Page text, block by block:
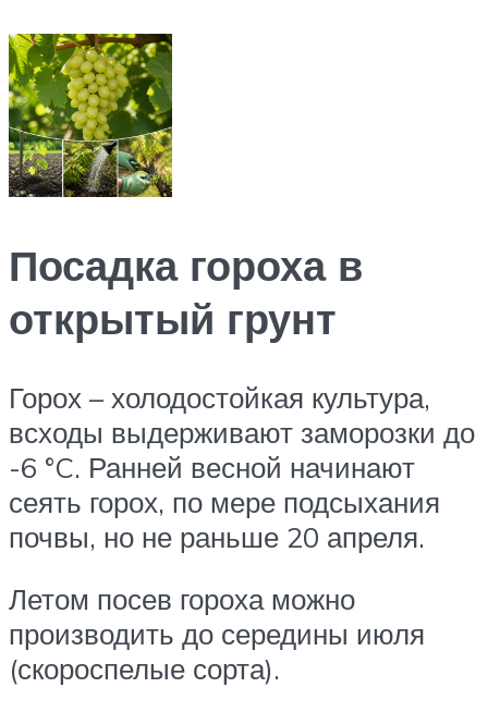
Посадка гороха в
открытый грунт
Горох – холодостойкая культура,
всходы выдерживают заморозки до
-6 °C. Ранней весной начинают
сеять горох, по мере подсыхания
почвы, но не раньше 20 апреля.
Летом посев гороха можно
производить до середины июля
(скороспелые сорта).